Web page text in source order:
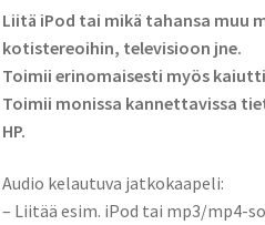
Liitä iPod tai mikä tahansa muu
kotistereoihin, televisioon jne.
Toimii erinomaisesti myös
Toimii monissa kannettavissa
HP.
Audio kelautuva jatkokaapeli:
– Liitää esim. iPod tai mp3/mp4-